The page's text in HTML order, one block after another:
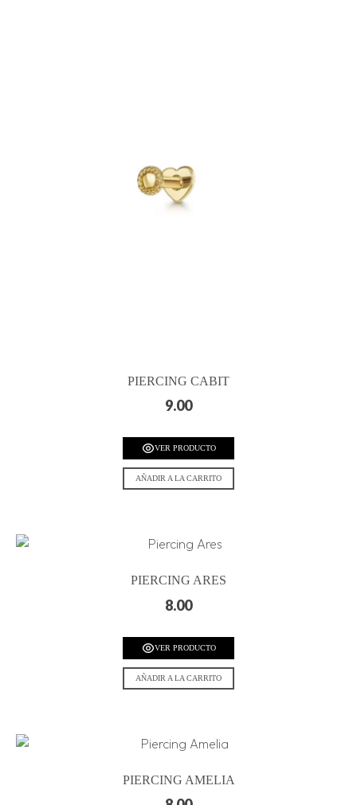
PIERCING CABIT
9.00
VER PRODUCTO
AÑADIR A LA CARRITO
PIERCING ARES
8.00
VER PRODUCTO
AÑADIR A LA CARRITO
PIERCING AMELIA